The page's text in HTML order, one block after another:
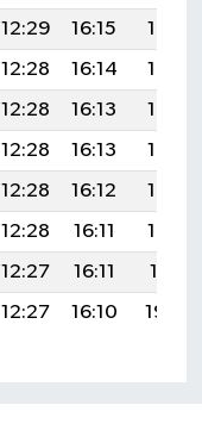
12:29 16:15
19:19
12:28 16:14
19:18
12:28 16:13
19:16
12:28 16:13
19:15
12:28 16:12
19:14
12:28 16:11
19:12
12:27 16:11
19:11
12:27 16:10 19:09